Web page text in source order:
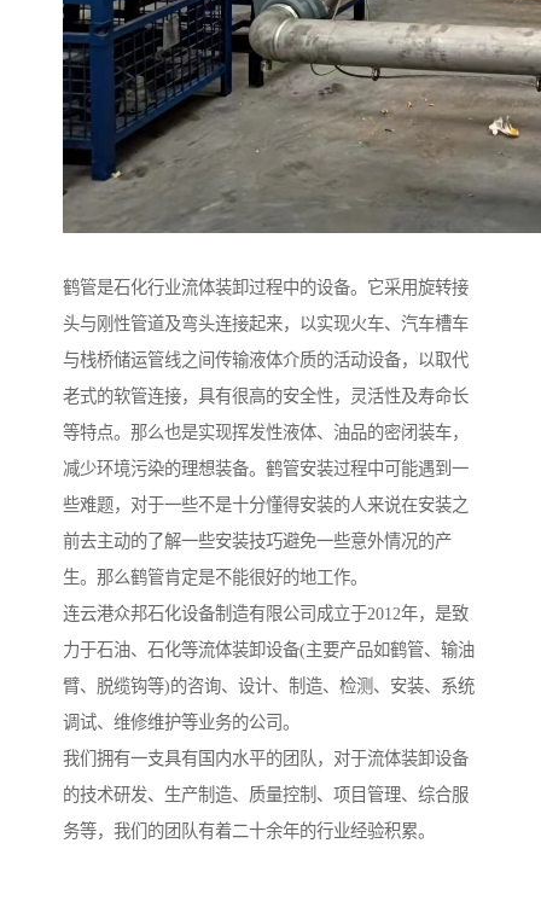
鹤管是石化行业流体装卸过程中的设备。它采用旋转接
头与刚性管道及弯头连接起来，以实现火车、汽车槽车
与栈桥储运管线之间传输液体介质的活动设备，以取代
老式的软管连接，具有很高的安全性，灵活性及寿命长
等特点。那么也是实现挥发性液体、油品的密闭装车，
减少环境污染的理想装备。鹤管安装过程中可能遇到一
些难题，对于一些不是十分懂得安装的人来说在安装之
前去主动的了解一些安装技巧避免一些意外情况的产
生。那么鹤管肯定是不能很好的地工作。
连云港众邦石化设备制造有限公司成立于2012年，是致
力于石油、石化等流体装卸设备(主要产品如鹤管、输油
臂、脱缆钩等)的咨询、设计、制造、检测、安装、系统
调试、维修维护等业务的公司。
我们拥有一支具有国内水平的团队，对于流体装卸设备
的技术研发、生产制造、质量控制、项目管理、综合服
务等，我们的团队有着二十余年的行业经验积累。